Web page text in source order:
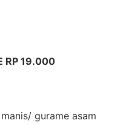
RP 19.000
gurame asam